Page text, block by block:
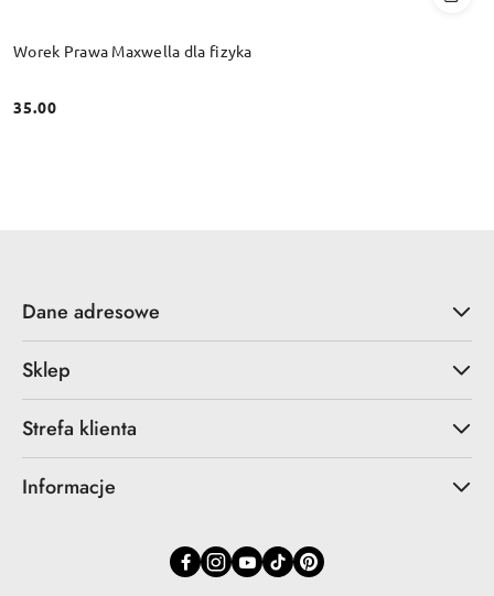
Worek Prawa Maxwella dla fizyka
Cena:
35.00
Dane adresowe
Sklep
Strefa klienta
Informacje